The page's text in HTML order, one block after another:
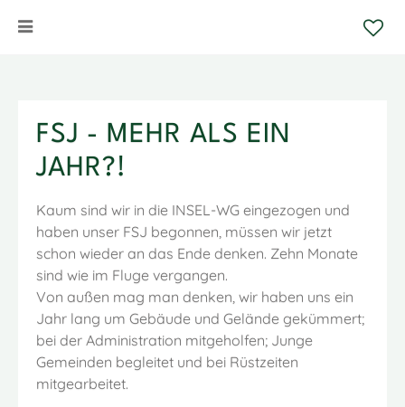
FSJ - MEHR ALS EIN
JAHR?!
Kaum sind wir in die INSEL-WG eingezogen und
haben unser FSJ begonnen, müssen wir jetzt
schon wieder an das Ende denken. Zehn Monate
sind wie im Fluge vergangen.
Von außen mag man denken, wir haben uns ein
Jahr lang um Gebäude und Gelände gekümmert;
bei der Administration mitgeholfen; Junge
Gemeinden begleitet und bei Rüstzeiten
mitgearbeitet.